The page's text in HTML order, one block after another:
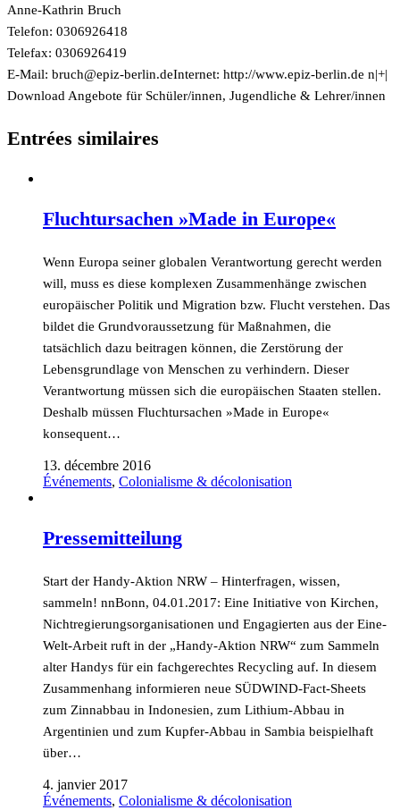
Anne-Kathrin Bruch
Telefon: 0306926418
Telefax: 0306926419
E-Mail: ed.nilreb-zipe@hcurbInternet: http://www.epiz-berlin.de n|+|
Download Angebote für Schüler/innen, Jugendliche & Lehrer/innen
Entrées similaires
Fluchtursachen »Made in Europe«
Wenn Europa seiner globalen Verantwortung gerecht werden
will, muss es diese komplexen Zusammenhänge zwischen
europäischer Politik und Migration bzw. Flucht verstehen. Das
bildet die Grundvoraussetzung für Maßnahmen, die
tatsächlich dazu beitragen können, die Zerstörung der
Lebensgrundlage von Menschen zu verhindern. Dieser
Verantwortung müssen sich die europäischen Staaten stellen.
Deshalb müssen Fluchtursachen »Made in Europe«
konsequent…
13. décembre 2016
Événements, Colonialisme & décolonisation
Pressemitteilung
Start der Handy-Aktion NRW – Hinterfragen, wissen,
sammeln! nnBonn, 04.01.2017: Eine Initiative von Kirchen,
Nichtregierungsorganisationen und Engagierten aus der Eine-
Welt-Arbeit ruft in der „Handy-Aktion NRW“ zum Sammeln
alter Handys für ein fachgerechtes Recycling auf. In diesem
Zusammenhang informieren neue SÜDWIND-Fact-Sheets
zum Zinnabbau in Indonesien, zum Lithium-Abbau in
Argentinien und zum Kupfer-Abbau in Sambia beispielhaft
über…
4. janvier 2017
Événements, Colonialisme & décolonisation